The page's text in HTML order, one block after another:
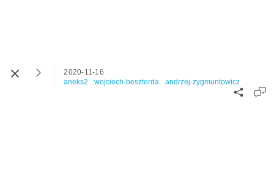
2020-11-16
aneks2
wojciech-beszterda andrzej-zygmuntowicz